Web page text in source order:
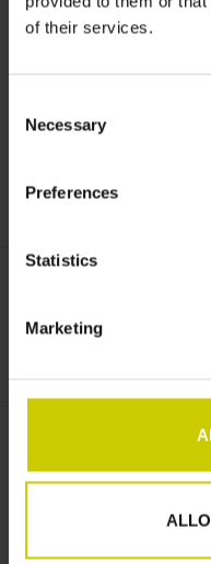
of their services.
Selection
Necessary
Preferences
Statistics
Marketing
Gewünschte Maß Pianocarpet:
+
Kostenloser Versand